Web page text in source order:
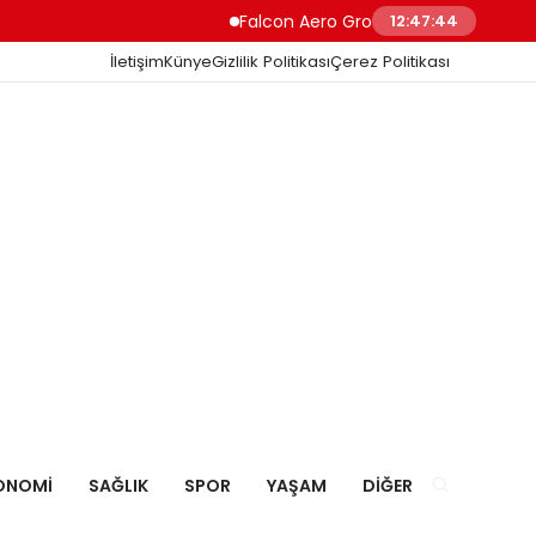
Falcon Aero Group, Havacılıkta Türkiye
12:47:45
İletişimKünyeGizlilik PolitikasıÇerez Politikası
SAĞLIK SPOR YAŞAM DIĞER